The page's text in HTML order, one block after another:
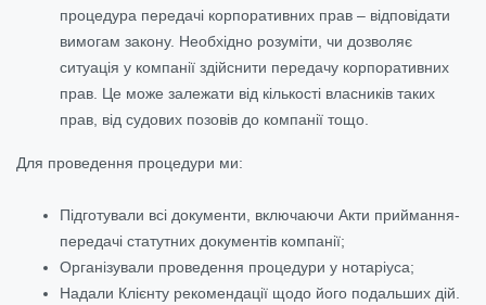
процедура передачі корпоративних прав – відповідати
вимогам закону. Необхідно розуміти, чи дозволяє
ситуація у компанії здійснити передачу корпоративних
прав. Це може залежати від кількості власників таких
прав, від судових позовів до компанії тощо.
Для проведення процедури ми:
Підготували всі документи, включаючи Акти приймання-
передачі статутних документів компанії;
Організували проведення процедури у нотаріуса;
Надали Клієнту рекомендації щодо його подальших дій.